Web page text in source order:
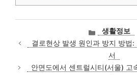
카
테
고
생활정보
결로현상 발생 원인과 방지 방법
서
안면도에서 센트럴시티(서울) 고